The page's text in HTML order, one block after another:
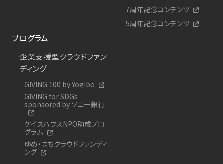
7周年記念コンテンツ
5周年記念コンテンツ
プログラム
企業支援型クラウドファン
ディング
GIVING 100 by Yogibo
GIVING for SDGs
sponsored by ソニー銀行
ケイズハウスNPO助成プロ
グラム
ゆめ・まちクラウドファンディ
ング